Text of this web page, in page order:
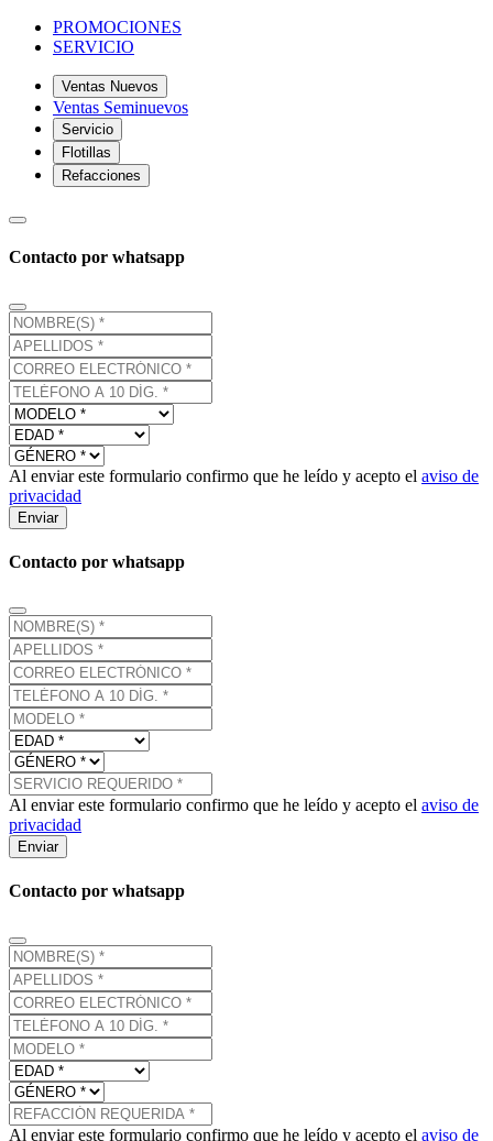
PROMOCIONES
SERVICIO
Ventas Nuevos
Ventas Seminuevos
Servicio
Flotillas
Refacciones
Contacto por whatsapp
Al enviar este formulario confirmo que he leído y acepto el aviso de
privacidad
Enviar
Contacto por whatsapp
Al enviar este formulario confirmo que he leído y acepto el aviso de
privacidad
Enviar
Contacto por whatsapp
Al enviar este formulario confirmo que he leído y acepto el aviso de